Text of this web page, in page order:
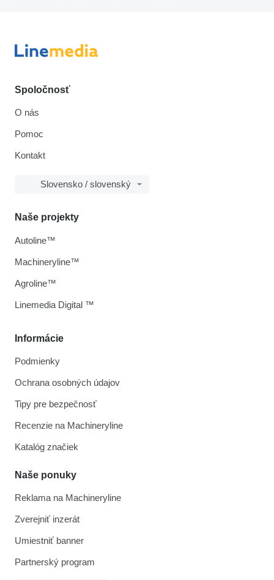
Spoločnosť
O nás
Pomoc
Kontakt
Slovensko / slovenský
Informácie
Podmienky
Ochrana osobných údajov
Tipy pre bezpečnosť
Recenzie na Machineryline
Katalóg značiek
Naše ponuky
Reklama na Machineryline
Zverejniť inzerát
Umiestniť banner
Partnerský program
Naše projekty
Autoline™
Machineryline™
Agroline™
Linemedia Digital ™